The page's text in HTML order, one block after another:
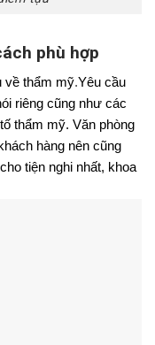
phù hợp
về thẩm mỹ.Yêu cầu
riêng cũng như các
thẩm mỹ. Văn phòng
hàng nên cũng
tiện nghi nhất, khoa